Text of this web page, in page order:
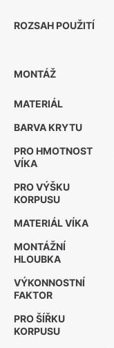
ROZSAH POUŽITÍ
MONTÁŽ
MATERIÁL
BARVA KRYTU
PRO HMOTNOST
VÍKA
PRO VÝŠKU
KORPUSU
MATERIÁL VÍKA
MONTÁŽNÍ
HLOUBKA
VÝKONNOSTNÍ
FAKTOR
PRO ŠÍŘKU
KORPUSU